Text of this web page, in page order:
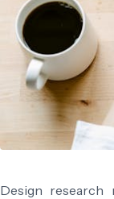
Design research